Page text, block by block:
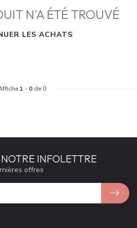
N'A ÉTÉ TROUVÉ
LES ACHATS
1 - 0 de 0
INFOLETTRE
offres